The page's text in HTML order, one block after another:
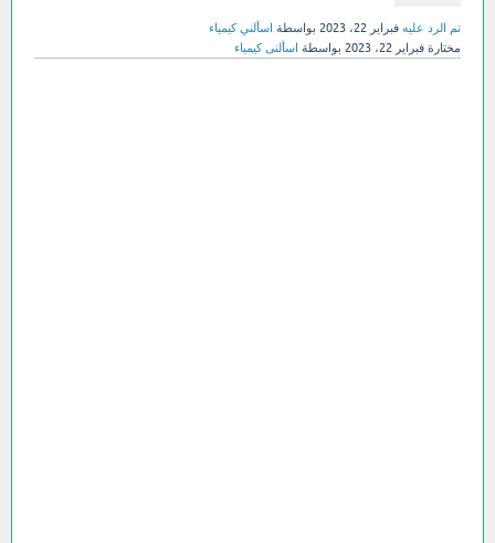
تم الرد عليه فبراير 22، 2023 بواسطة اسألني كيمياء
مختارة فبراير 22، 2023 بواسطة اسألنى كيمياء